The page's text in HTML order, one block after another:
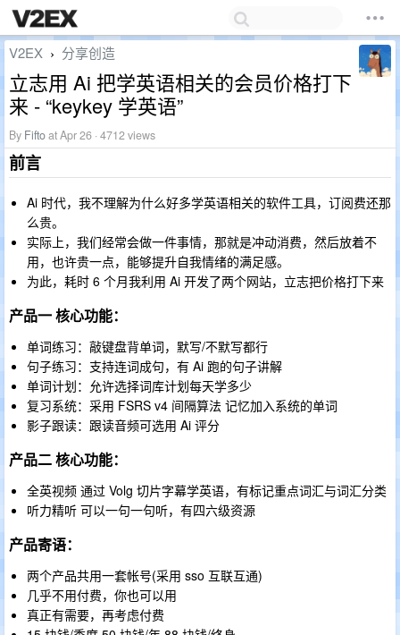
V2EX › 分享创造
立志用 Ai 把学英语相关的会员价格打下
来 - “keykey 学英语”
By Fiftoat Apr 26 · 4712 views
前言
Ai 时代，我不理解为什么好多学英语相关的软件工具，订阅费还那
么贵。
实际上，我们经常会做一件事情，那就是冲动消费，然后放着不
用，也许贵一点，能够提升自我情绪的满足感。
为此，耗时 6 个月我利用 Ai 开发了两个网站，立志把价格打下来
产品一 核心功能：
单词练习：敲键盘背单词，默写/不默写都行
句子练习：支持连词成句，有 Ai 跑的句子讲解
单词计划：允许选择词库计划每天学多少
复习系统：采用 FSRS v4 间隔算法 记忆加入系统的单词
影子跟读：跟读音频可选用 Ai 评分
产品二 核心功能：
全英视频 通过 Volg 切片字幕学英语，有标记重点词汇与词汇分类
听力精听 可以一句一句听，有四六级资源
产品寄语：
两个产品共用一套帐号(采用 sso 互联互通)
几乎不用付费，你也可以用
真正有需要，再考虑付费